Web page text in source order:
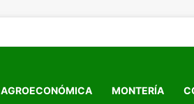
AGROECONÓMICA MONTERÍA